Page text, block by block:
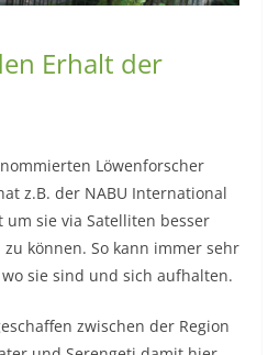
Erhalt der
Löwenforscher
z.B. der NABU International
sie via Satelliten besser
können. So kann immer sehr
sie sind und sich aufhalten.
zwischen der Region